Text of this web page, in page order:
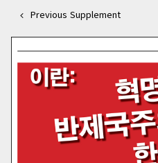
Previous Supplement